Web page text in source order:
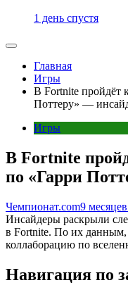
1 день спустя
Главная
Игры
В Fortnite пройдёт
Поттеру» —
Игры
В Fortnite
по «Гарри
Чемпионат.com9
Инсайдеры раскрыли
в Fortnite. По их данным,
коллаборацию по
Навигация по